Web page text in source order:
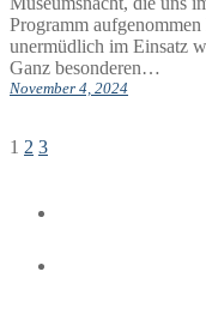
Programm
unermüdlich im Einsatz
Ganz besonderen…
November 4, 2024
1 2 3